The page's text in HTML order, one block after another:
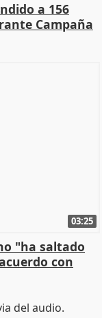
a 156
Campaña
03:25
"ha saltado
con